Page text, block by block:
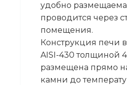
удобно
проводится через
помещения.
Конструкция печи
AISI-430 толщиной
размещена прямо
камни до